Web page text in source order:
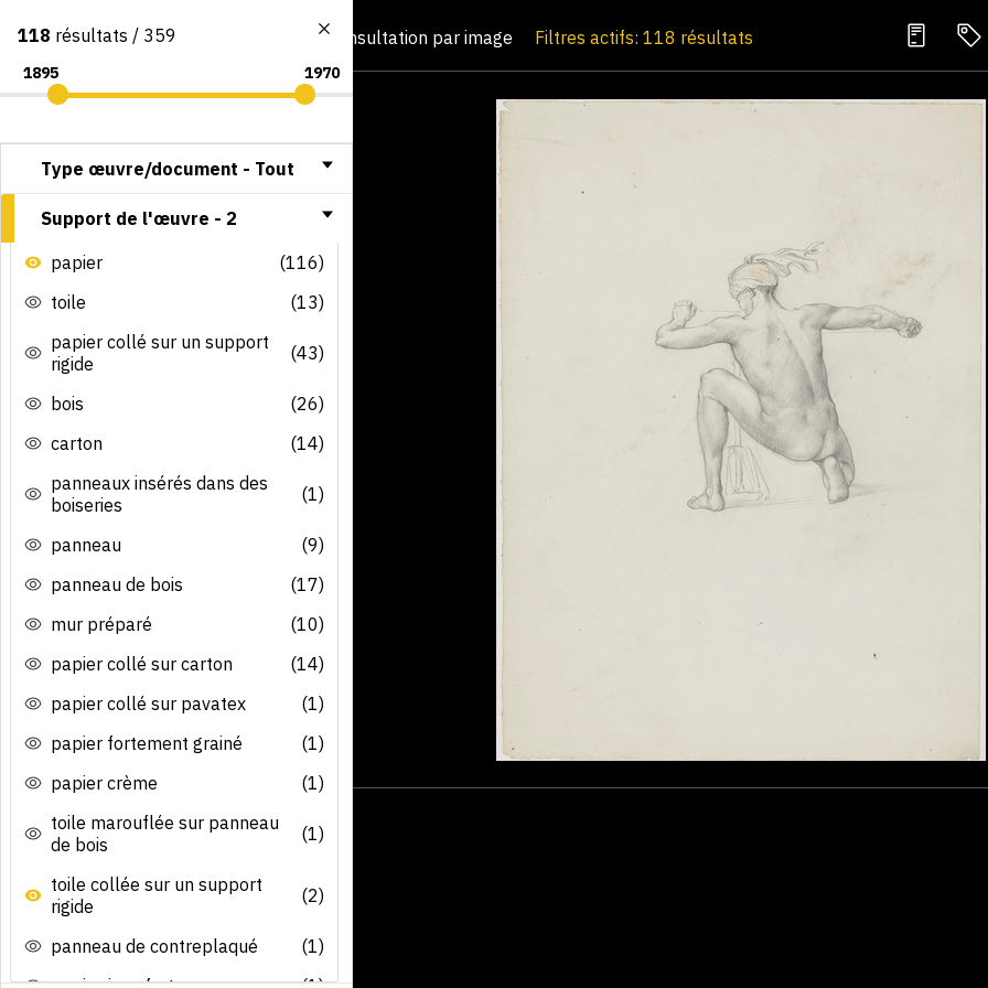
Consultation par image Filtres actifs: 118 résultats
118 résultats / 359
Type œuvre/document - Tout
Support de l'œuvre - 2
papier
(116)
toile
(13)
papier collé sur un support
rigide
(43)
bois
(26)
carton
(14)
panneaux insérés dans des
boiseries
(1)
panneau
(9)
panneau de bois
(17)
mur préparé
(10)
papier collé sur carton
(14)
papier collé sur pavatex
(1)
papier fortement grainé
(1)
papier crème
(1)
toile marouflée sur panneau
de bois
(1)
toile collée sur un support
rigide
(2)
panneau de contreplaqué
(1)